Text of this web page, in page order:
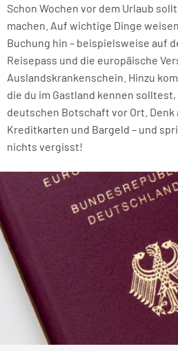
Schon Wochen vor dem Urlaub
machen. Auf wichtige Dinge
Buchung hin – beispielsweise auf
Reisepass und die europäische
Auslandskrankenschein. Hinzu
die du im Gastland kennen
deutschen Botschaft vor Ort.
Kreditkarten und Bargeld – und
nichts vergisst!